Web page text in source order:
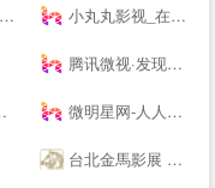
小丸丸影视_在线无广告免费观看
腾讯微视·发现更有趣
微明星网-人人都是微明星|微电影大全|好看的微电影|微电影排行榜|明星微电影|WWW.VSTARS.CN
台北金馬影展 Taipei Golden Horse Film Festi--l